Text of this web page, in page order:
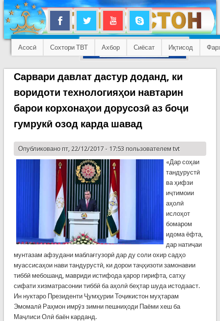
Асосӣ Сохтори ТВТ Ахбор Сиёсат Иқтисод
Сарвари давлат дастур доданд, ки
воридоти технологияҳои навтарин
барои корхонаҳои дорусозӣ аз боҷи
гумрукӣ озод карда шавад
Опубликовано пт, 22/12/2017 - 17:53 пользователем tvt
«Дар соҳаи
тандурустӣ
ва ҳифзи
иҷтимоии
аҳолӣ
ислоҳот
бомаром
идома ёфта,
дар натиҷаи
мунтазам афзудани маблағгузорӣ дар ду соли охир садҳо
муассисаҳои нави тандурустӣ, ки дорои таҷҳизоти замонавии
тиббӣ мебошанд, мавриди истифода қарор гирифта, сатҳу
сифати хизматрасонии тиббӣ ба аҳолӣ беҳтар шуда истодааст.
Ин нуктаро Президенти Ҷумҳурии Тоҷикистон муҳтарам
Эмомалӣ Раҳмон имрӯз зимни пешниҳоди Паёми хеш ба
Маҷлиси Олӣ баён карданд.